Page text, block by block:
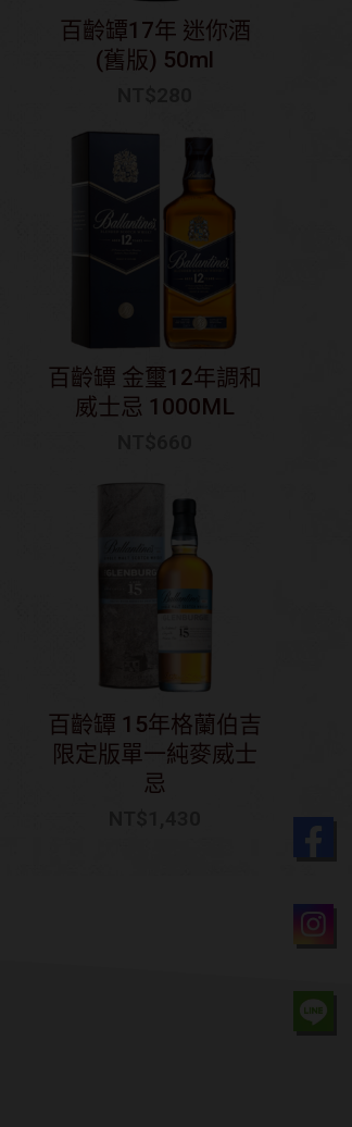
百齡罈17年 迷你酒
(舊版) 50ml
百齡罈 金璽12年調和
威士忌 1000ML
百齡罈 15年格蘭伯吉
限定版單一純麥威士
忌